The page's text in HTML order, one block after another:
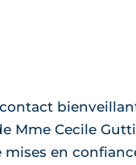
Mme Cecile
mises en